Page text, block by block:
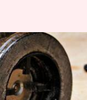
Fake
నకిలీ
ఇదిగో